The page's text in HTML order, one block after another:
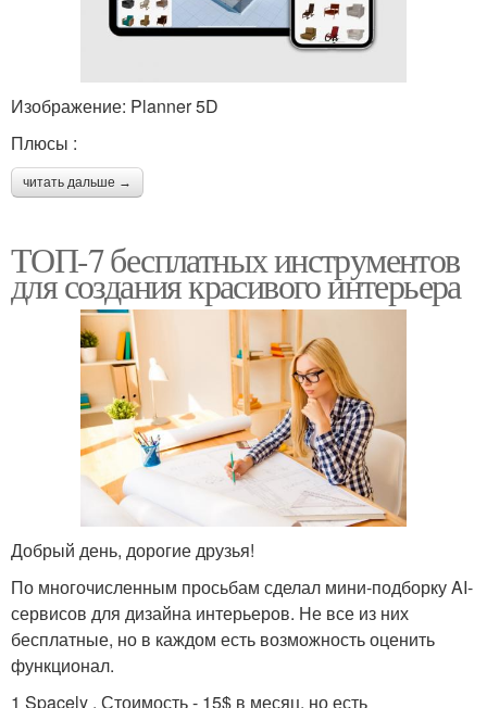
Изображение: Planner 5D
Плюсы :
читать дальше →
ТОП-7 бесплатных инструментов
для создания красивого интерьера
Добрый день, дорогие друзья!
По многочисленным просьбам сделал мини-подборку AI-
сервисов для дизайна интерьеров. Не все из них
бесплатные, но в каждом есть возможность оценить
функционал.
1 Spacely . Стоимость - 15$ в месяц, но есть